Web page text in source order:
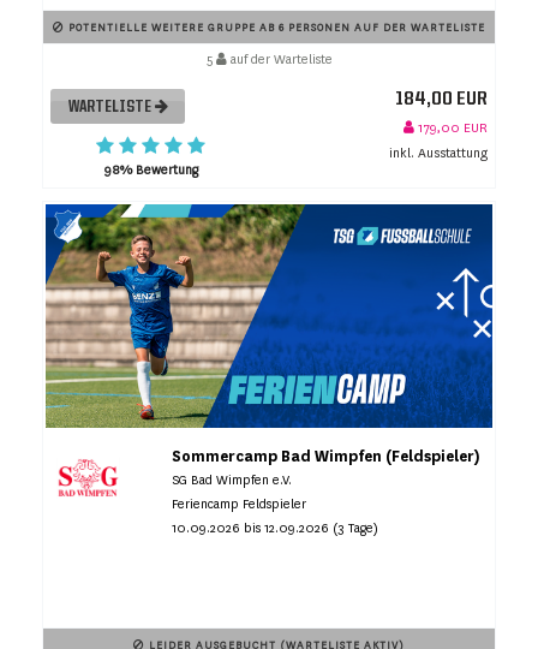
POTENTIELLE WEITERE GRUPPE AB 6 PERSONEN AUF DER WARTELISTE
5 auf der Warteliste
WARTELISTE
98% Bewertung
184,00 EUR
179,00 EUR
inkl. Ausstattung
Sommercamp Bad Wimpfen (Feldspieler)
SG Bad Wimpfen e.V.
Feriencamp Feldspieler
10.09.2026 bis 12.09.2026 (3 Tage)
LEIDER AUSGEBUCHT (WARTELISTE AKTIV)